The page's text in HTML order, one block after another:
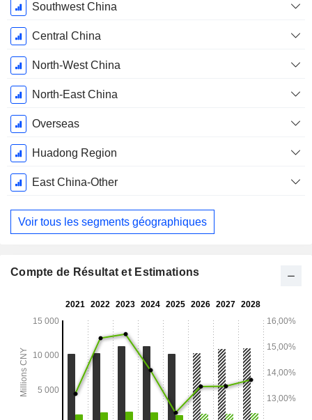
Southwest China
Central China
North-West China
North-East China
Overseas
Huadong Region
East China-Other
Voir tous les segments géographiques
Compte de Résultat et Estimations